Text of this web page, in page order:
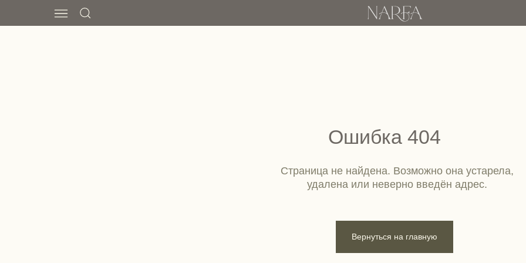
Вернуться на главную
Страница не найдена. Возможно она устарела,
удалена или неверно введён адрес.
Ошибка 404